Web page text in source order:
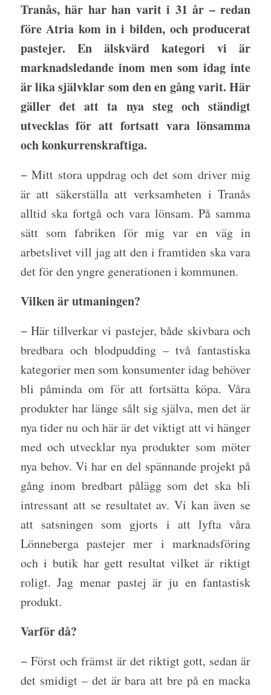
Tranås, här har han varit i 31 år – redan
före Atria kom in i bilden, och producerat
pastejer. En älskvärd kategori vi är
marknadsledande inom men som idag inte
är lika självklar som den en gång varit. Här
gäller det att ta nya steg och ständigt
utvecklas för att fortsatt vara lönsamma
och konkurrenskraftiga.
− Mitt stora uppdrag och det som driver mig
är att säkerställa att verksamheten i Tranås
alltid ska fortgå och vara lönsam. På samma
sätt som fabriken för mig var en väg in
arbetslivet vill jag att den i framtiden ska vara
det för den yngre generationen i kommunen.
Vilken är utmaningen?
− Här tillverkar vi pastejer, både skivbara och
bredbara och blodpudding – två fantastiska
kategorier men som konsumenter idag behöver
bli påminda om för att fortsätta köpa. Våra
produkter har länge sålt sig själva, men det är
nya tider nu och här är det viktigt att vi hänger
med och utvecklar nya produkter som möter
nya behov. Vi har en del spännande projekt på
gång inom bredbart pålägg som det ska bli
intressant att se resultatet av. Vi kan även se
att satsningen som gjorts i att lyfta våra
Lönneberga pastejer mer i marknadsföring
och i butik har gett resultat vilket är riktigt
roligt. Jag menar pastej är ju en fantastisk
produkt.
Varför då?
− Först och främst är det riktigt gott, sedan är
det smidigt – det är bara att bre på en macka